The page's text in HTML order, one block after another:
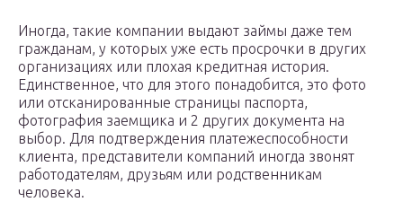
Иногда, такие компании выдают займы даже тем
гражданам, у которых уже есть просрочки в других
организациях или плохая кредитная история.
Единственное, что для этого понадобится, это фото
или отсканированные страницы паспорта,
фотография заемщика и 2 других документа на
выбор. Для подтверждения платежеспособности
клиента, представители компаний иногда звонят
работодателям, друзьям или родственникам
человека.